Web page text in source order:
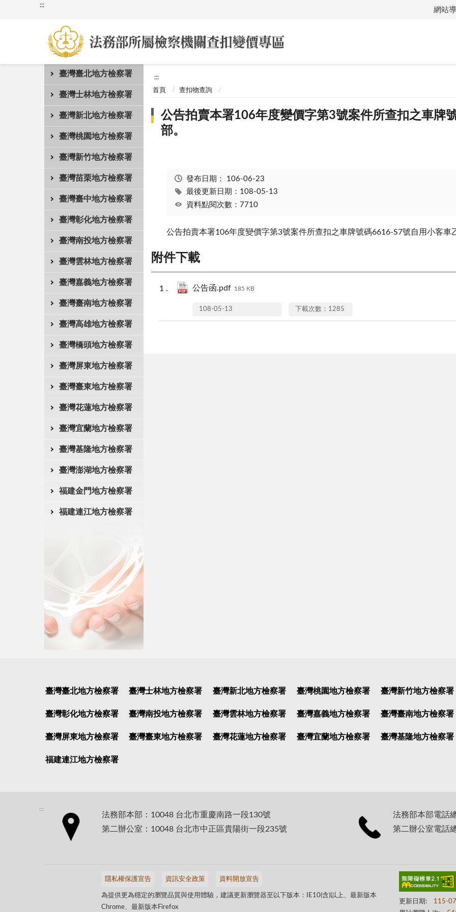
:::
網站
臺灣臺北地方檢察署
臺灣士林地方檢察署
臺灣新北地方檢察署
臺灣桃園地方檢察署
臺灣新竹地方檢察署
臺灣苗栗地方檢察署
臺灣臺中地方檢察署
臺灣彰化地方檢察署
臺灣南投地方檢察署
臺灣雲林地方檢察署
臺灣嘉義地方檢察署
臺灣臺南地方檢察署
臺灣高雄地方檢察署
臺灣橋頭地方檢察署
臺灣屏東地方檢察署
臺灣臺東地方檢察署
臺灣花蓮地方檢察署
臺灣宜蘭地方檢察署
臺灣基隆地方檢察署
臺灣澎湖地方檢察署
福建金門地方檢察署
福建連江地方檢察署
:::
首頁 查扣物查詢
公告拍賣本署106年度變價字第3號案件所查扣之車牌
部。
發布日期： 106-06-23
最後更新日期：108-05-13
資料點閱次數：7710
公告拍賣本署106年度變價字第3號案件所查扣之車牌號碼6616-S7號自用小客車
附件下載
公告函.pdf 185 KB
108-05-13 下載次數：1285
臺灣臺北地方檢察署 臺灣士林地方檢察署 臺灣新北地方檢察署 臺灣桃園地方檢察署 臺灣新竹地方檢察署
臺灣彰化地方檢察署 臺灣南投地方檢察署 臺灣雲林地方檢察署 臺灣嘉義地方檢察署 臺灣臺南地方檢察署
臺灣屏東地方檢察署 臺灣臺東地方檢察署 臺灣花蓮地方檢察署 臺灣宜蘭地方檢察署 臺灣基隆地方檢察署
福建連江地方檢察署
:::
法務部本部：10048 台北市重慶南路一段130號
第二辦公室：10048 台北市中正區貴陽街一段235號
法務部本部電話
第二辦公室電話
隱私權保護宣告 資訊安全政策 資料開放宣告
為提供更為穩定的瀏覽品質與使用體驗，建議更新瀏覽器至以下版本：IE10(含)以上、最新版本
Chrome、最新版本Firefox
更新日期:
115-